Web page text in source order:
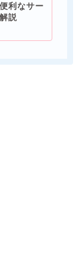
利なサー
説